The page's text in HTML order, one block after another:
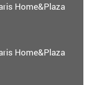
Home&Plaza
Home&Plaza